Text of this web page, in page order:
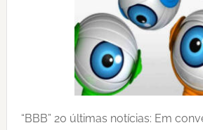
“BBB” 20 últimas notícias: Em